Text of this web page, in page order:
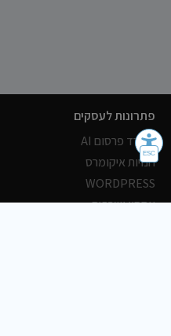
פתרונות לעסקים
משרד פרסום AI
חנויות איקומרס
WORDPRESS
אחסון ושרתים